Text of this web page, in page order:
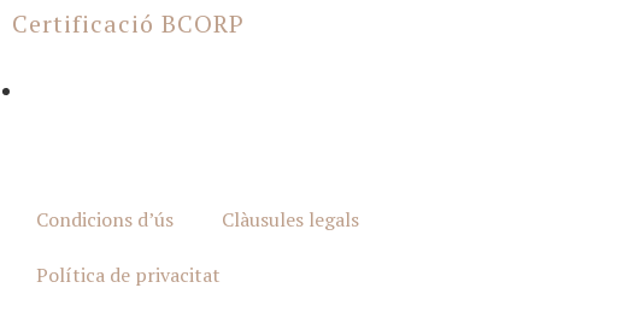
Certificació BCORP
Condicions d’ús Clàusules legals
Política de privacitat